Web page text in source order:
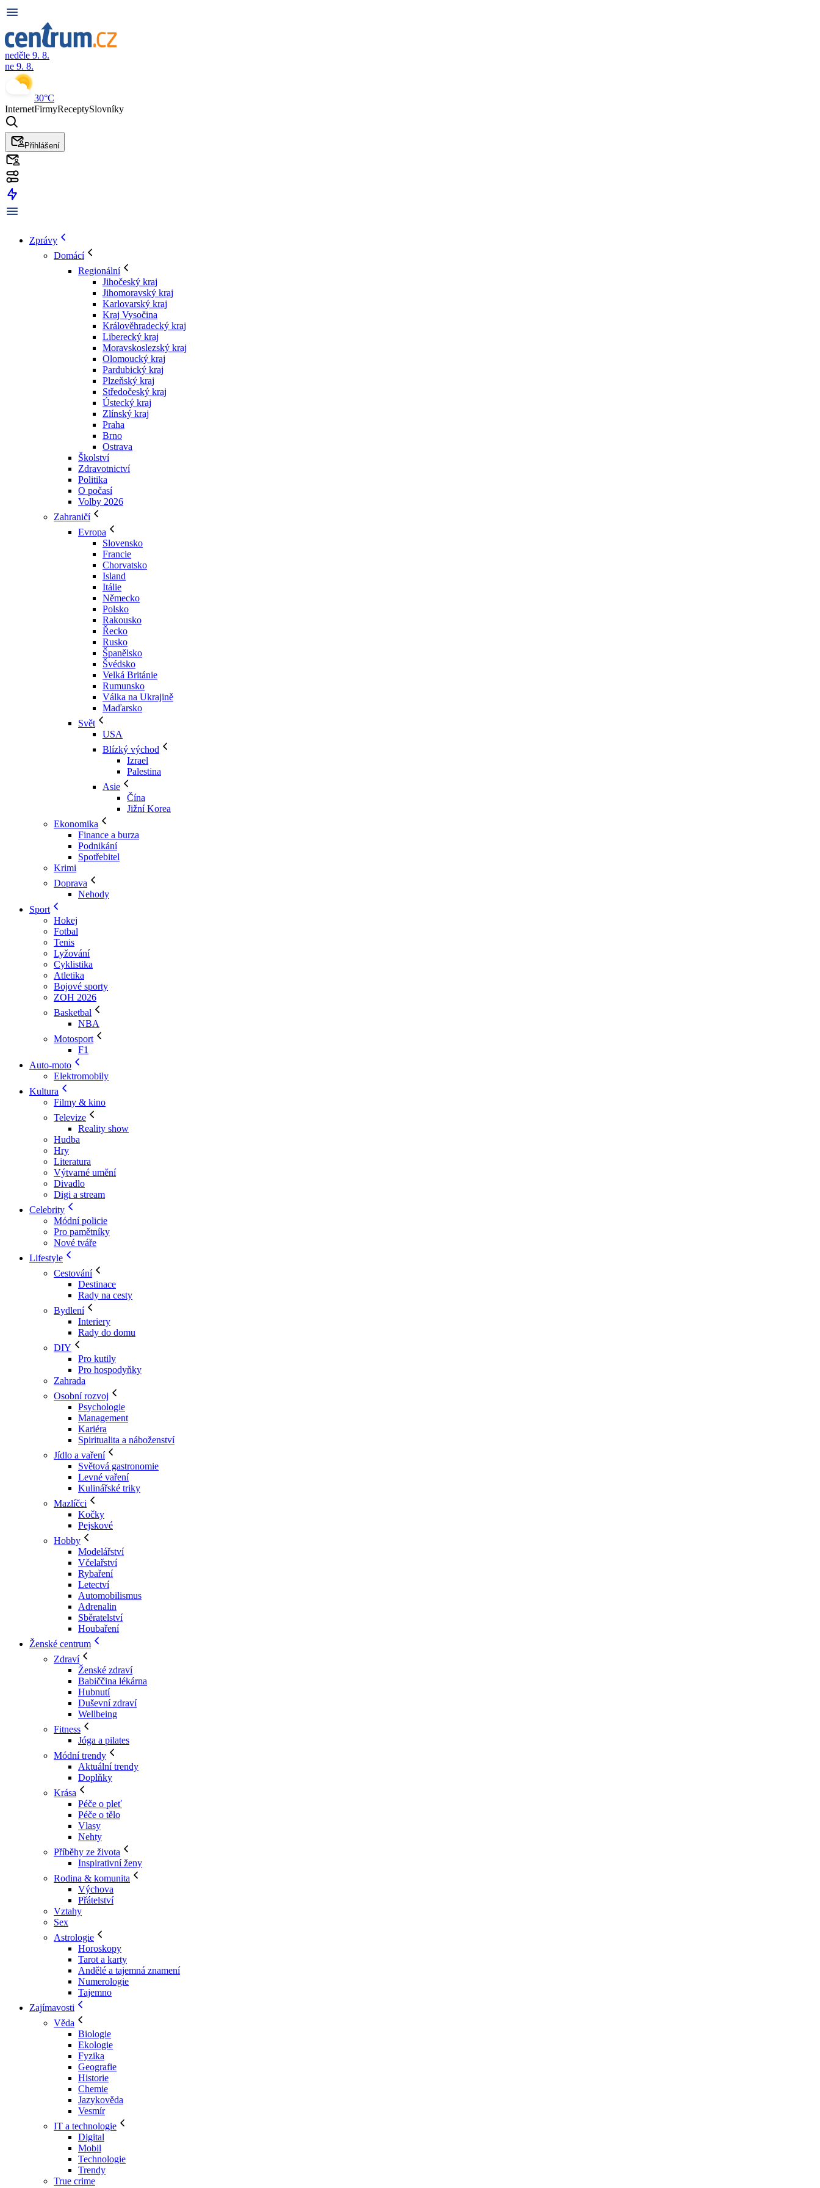
neděle 9. 8.
ne 9. 8.
30°C
InternetFirmyReceptySlovníky
Přihlášení
Zprávy
Domácí
Regionální
Jihočeský kraj
Jihomoravský kraj
Karlovarský kraj
Kraj Vysočina
Králověhradecký kraj
Liberecký kraj
Moravskoslezský kraj
Olomoucký kraj
Pardubický kraj
Plzeňský kraj
Středočeský kraj
Ústecký kraj
Zlínský kraj
Praha
Brno
Ostrava
Školství
Zdravotnictví
Politika
O počasí
Volby 2026
Zahraničí
Evropa
Slovensko
Francie
Chorvatsko
Island
Itálie
Německo
Polsko
Rakousko
Řecko
Rusko
Španělsko
Švédsko
Velká Británie
Rumunsko
Válka na Ukrajině
Maďarsko
Svět
USA
Blízký východ
Izrael
Palestina
Asie
Čína
Jižní Korea
Ekonomika
Finance a burza
Podnikání
Spotřebitel
Krimi
Doprava
Nehody
Sport
Hokej
Fotbal
Tenis
Lyžování
Cyklistika
Atletika
Bojové sporty
ZOH 2026
Basketbal
NBA
Motosport
F1
Auto-moto
Elektromobily
Kultura
Filmy & kino
Televize
Reality show
Hudba
Hry
Literatura
Výtvarné umění
Divadlo
Digi a stream
Celebrity
Módní policie
Pro pamětníky
Nové tváře
Lifestyle
Cestování
Destinace
Rady na cesty
Bydlení
Interiery
Rady do domu
DIY
Pro kutily
Pro hospodyňky
Zahrada
Osobní rozvoj
Psychologie
Management
Kariéra
Spiritualita a náboženství
Jídlo a vaření
Světová gastronomie
Levné vaření
Kulinářské triky
Mazlíčci
Kočky
Pejskové
Hobby
Modelářství
Včelařství
Rybaření
Letectví
Automobilismus
Adrenalin
Sběratelství
Houbaření
Ženské centrum
Zdraví
Ženské zdraví
Babiččina lékárna
Hubnutí
Duševní zdraví
Wellbeing
Fitness
Jóga a pilates
Módní trendy
Aktuální trendy
Doplňky
Krása
Péče o pleť
Péče o tělo
Vlasy
Nehty
Příběhy ze života
Inspirativní ženy
Rodina & komunita
Výchova
Přátelství
Vztahy
Sex
Astrologie
Horoskopy
Tarot a karty
Andělé a tajemná znamení
Numerologie
Tajemno
Zajímavosti
Věda
Biologie
Ekologie
Fyzika
Geografie
Historie
Chemie
Jazykověda
Vesmír
IT a technologie
Digital
Mobil
Technologie
Trendy
True crime